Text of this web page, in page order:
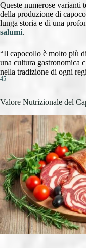
Queste numerose varianti
della produzione di
lunga storia e di una
salumi.
“Il capocollo è molto più
una cultura gastronomica
nella tradizione di ogni
45
Valore Nutrizionale del